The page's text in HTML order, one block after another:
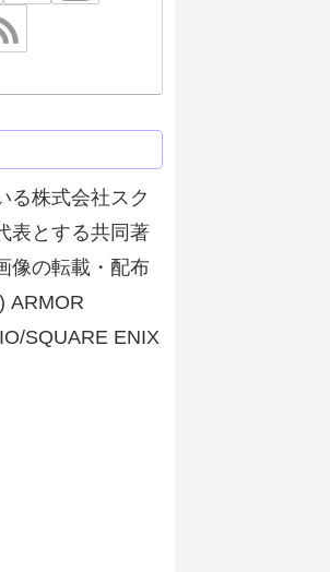
る株式会社スク
表とする共同著
像の転載・配布
ARMOR
SQUARE ENIX